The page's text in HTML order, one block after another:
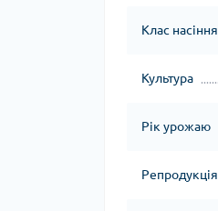
Клас насіння
Культура
Рік урожаю
Репродукція